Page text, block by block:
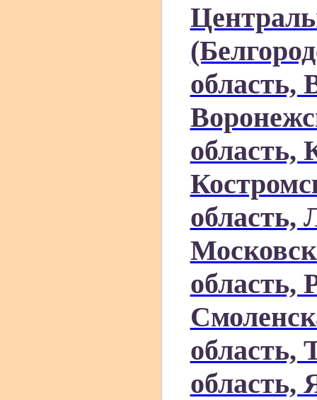
область,
область,
область,
область,
область,
область,